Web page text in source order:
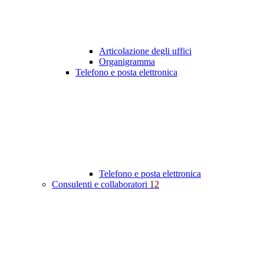
Articolazione degli uffici
Organigramma
Telefono e posta elettronica
Telefono e posta elettronica
Consulenti e collaboratori 12